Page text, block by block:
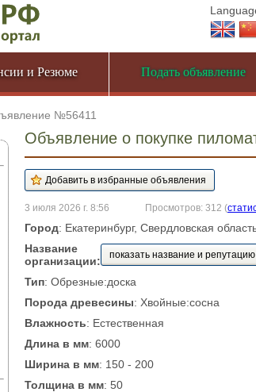
и Резюме Подать объявление
№56411
Объявление о покупке
3 июля 2026 г. 8:56 Просмотров: 312 (
Город: Екатеринбург, Свердловская
Название
организации:
показать название и репутацию
Тип: Обрезные:доска
Порода древесины: Хвойные:сосна
Влажность: Естественная
Длина в мм: 6000
Ширина в мм: 150 - 200
Толщина в мм: 50